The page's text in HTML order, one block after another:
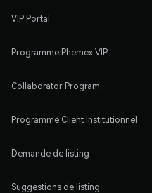
VIP Portal
Programme Phemex VIP
Collaborator Program
Programme Client Institutionnel
Demande de listing
Suggestions de listing